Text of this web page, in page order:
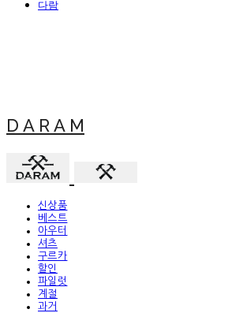
다람
D A R A M
신상품
베스트
아우터
셔츠
구르카
할인
파일럿
계절
과거